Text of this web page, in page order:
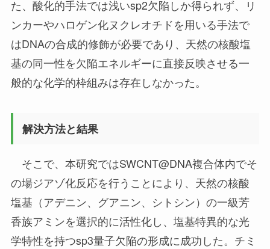
た、酸化的手法では浅いsp2欠陥しか得られず、リ
ンカーやハロゲン化ヌクレオチドを用いる手法で
はDNAの合成的修飾が必要であり、天然の核酸塩
基の同一性を欠陥エネルギーに直接反映させる一
般的な化学的枠組みは存在しなかった。
解決方法と結果
そこで、本研究ではSWCNT@DNA複合体内でそ
の場ジアゾ化反応を行うことにより、天然の核酸
塩基（アデニン、グアニン、シトシン）の一級芳
香族アミンを選択的に活性化し、塩基特異的な光
学特性を持つsp3量子欠陥の形成に成功した。チミ